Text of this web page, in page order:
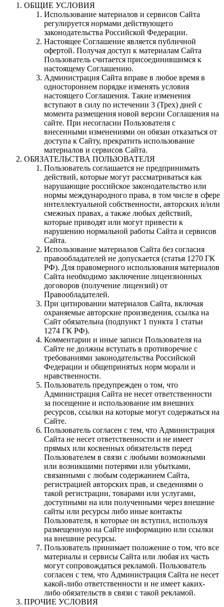
ОБЩИЕ УСЛОВИЯ
Использование материалов и сервисов Сайта
регулируется нормами действующего
законодательства Российской Федерации.
Настоящее Соглашение является публичной
офертой. Получая доступ к материалам Сайта
Пользователь считается присоединившимся к
настоящему Соглашению.
Администрация Сайта вправе в любое время в
одностороннем порядке изменять условия
настоящего Соглашения. Такие изменения
вступают в силу по истечении 3 (Трех) дней с
момента размещения новой версии Соглашения на
сайте. При несогласии Пользователя с
внесенными изменениями он обязан отказаться от
доступа к Сайту, прекратить использование
материалов и сервисов Сайта.
ОБЯЗАТЕЛЬСТВА ПОЛЬЗОВАТЕЛЯ
Пользователь соглашается не предпринимать
действий, которые могут рассматриваться как
нарушающие российское законодательство или
нормы международного права, в том числе в сфере
интеллектуальной собственности, авторских и/или
смежных правах, а также любых действий,
которые приводят или могут привести к
нарушению нормальной работы Сайта и сервисов
Сайта.
Использование материалов Сайта без согласия
правообладателей не допускается (статья 1270 ГК
РФ). Для правомерного использования материалов
Сайта необходимо заключение лицензионных
договоров (получение лицензий) от
Правообладателей.
При цитировании материалов Сайта, включая
охраняемые авторские произведения, ссылка на
Сайт обязательна (подпункт 1 пункта 1 статьи
1274 ГК РФ).
Комментарии и иные записи Пользователя на
Сайте не должны вступать в противоречие с
требованиями законодательства Российской
Федерации и общепринятых норм морали и
нравственности.
Пользователь предупрежден о том, что
Администрация Сайта не несет ответственности
за посещение и использование им внешних
ресурсов, ссылки на которые могут содержаться на
Сайте.
Пользователь согласен с тем, что Администрация
Сайта не несет ответственности и не имеет
прямых или косвенных обязательств перед
Пользователем в связи с любыми возможными
или возникшими потерями или убытками,
связанными с любым содержанием Сайта,
регистрацией авторских прав, и сведениями о
такой регистрации, товарами или услугами,
доступными на или полученными через внешние
сайты или ресурсы либо иные контакты
Пользователя, в которые он вступил, используя
размещенную на Сайте информацию или ссылки
на внешние ресурсы.
Пользователь принимает положение о том, что все
материалы и сервисы Сайта или любая их часть
могут сопровождаться рекламой. Пользователь
согласен с тем, что Администрация Сайта не несет
какой-либо ответственности и не имеет каких-
либо обязательств в связи с такой рекламой.
ПРОЧИЕ УСЛОВИЯ